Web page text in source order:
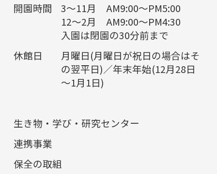
開園時間
3～11月 AM9:00～PM5:00
12～2月 AM9:00～PM4:30
入園は閉園の30分前まで
休館日
月曜日(月曜日が祝日の場合はそ
の翌平日)／年末年始(12月28日
～1月1日)
生き物・学び・研究センター
連携事業
保全の取組